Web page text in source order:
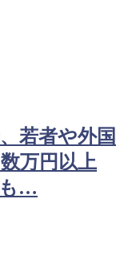
若者や外国
万円以上
も…